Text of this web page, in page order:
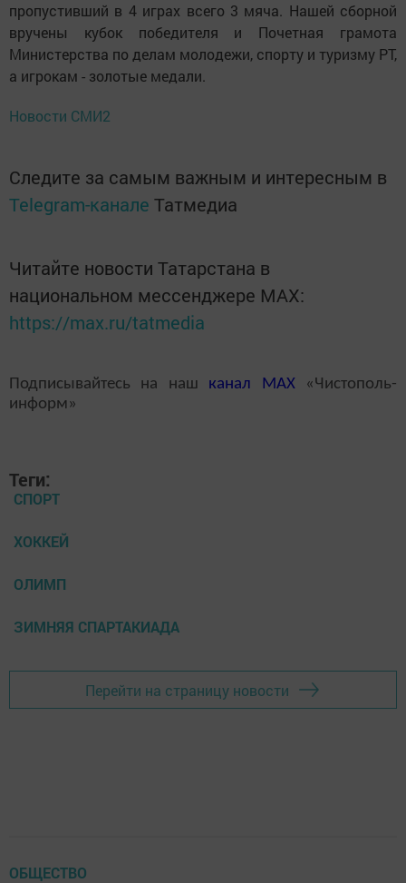
пропустивший в 4 играх всего 3 мяча. Нашей сборной
вручены кубок победителя и Почетная грамота
Министерства по делам молодежи, спорту и туризму РТ,
а игрокам - золотые медали.
Новости СМИ2
Следите за самым важным и интересным в
Telegram-канале Татмедиа
Читайте новости Татарстана в
национальном мессенджере MАХ:
https://max.ru/tatmedia
Подписывайтесь на наш канал MAX«Чистополь-
информ»
Теги:
СПОРТ
ХОККЕЙ
ОЛИМП
ЗИМНЯЯ СПАРТАКИАДА
Перейти на страницу новости
ОБЩЕСТВО